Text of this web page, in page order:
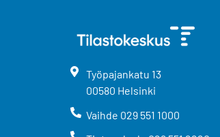
Työpajankatu 13
00580 Helsinki
Vaihde 029 551 1000